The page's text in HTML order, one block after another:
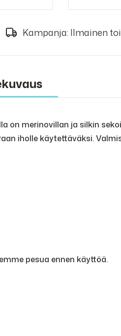
Kampanja: Ilmainen
on merinovillan ja silkin
iholle käytettäväksi.
pesua ennen käyttöä.